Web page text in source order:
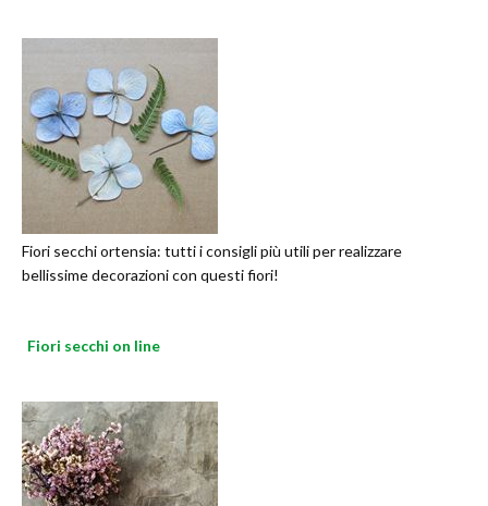
Fiori secchi ortensia: tutti i consigli più utili per realizzare
bellissime decorazioni con questi fiori!
Fiori secchi on line